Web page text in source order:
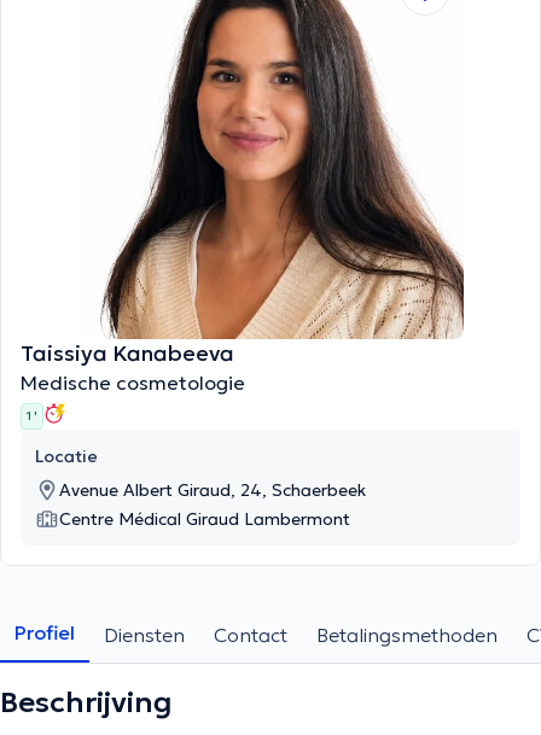
Taissiya Kanabeeva
Medische cosmetologie
1 '
Locatie
Avenue Albert Giraud, 24, Schaerbeek
Centre Médical Giraud Lambermont
Profiel Diensten Contact Betalingsmethoden
Beschrijving